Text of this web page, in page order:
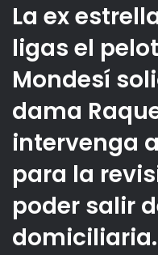
La ex
ligas el
Mondesí
dama
intervenga
para la
poder salir
domiciliaria.